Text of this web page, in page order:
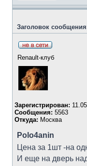
Заголовок
Renault-клуб
Зарегистрирован:
Сообщения: 5563
Откуда: Москва
Polo4anin
Цена за 1шт -на
И еще на дверь